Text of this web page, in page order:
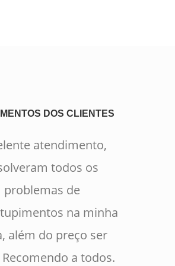
DOS CLIENTES
atendimento,
todos os
problemas de
na minha
além do preço ser
a todos.